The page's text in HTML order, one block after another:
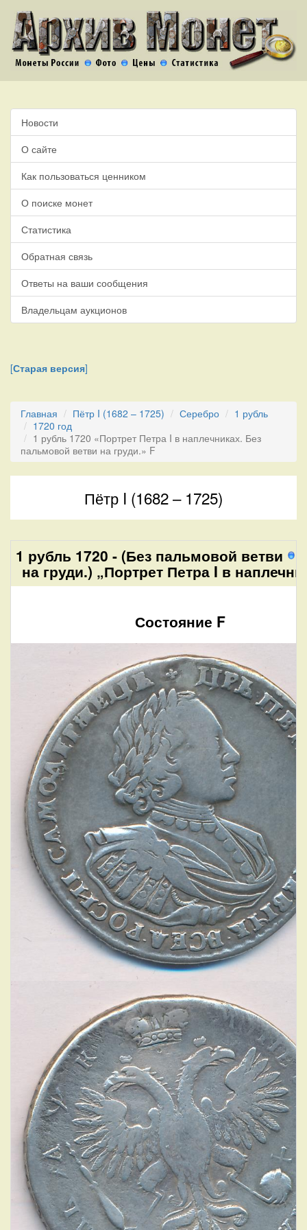
Новости
О сайте
Как пользоваться ценником
О поиске монет
Статистика
Обратная связь
Ответы на ваши сообщения
Владельцам аукционов
[Старая версия]
Главная Пётр I (1682 – 1725) Серебро
1 рубль
1720 год
1 рубль 1720 «Портрет Петра I в наплечниках. Без
пальмовой ветви на груди.» F
Пётр I (1682 – 1725)
1 рубль 1720 - (Без пальмовой ветви
на груди.) „Портрет Петра I в
Состояние F